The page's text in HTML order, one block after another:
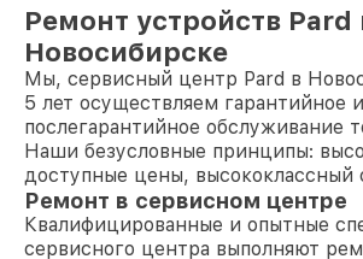
Ремонт устройств Pard
Новосибирске
Мы, сервисный центр Pard в
5 лет осуществляем гарантийное и
послегарантийное обслуживание
Наши безусловные принципы:
доступные цены, высококлассный
Ремонт в сервисном центре
Квалифицированные и опытные
сервисного центра выполняют